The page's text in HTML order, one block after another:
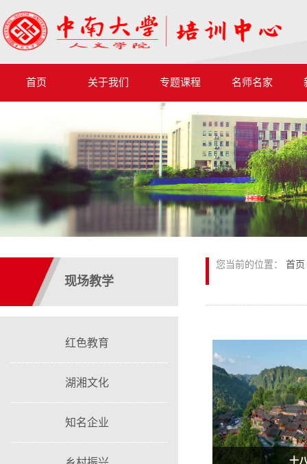
首页 关于我们 专题课程 名师名家
现场教学
红色教育
湖湘文化
知名企业
您当前的位置： 首页
十